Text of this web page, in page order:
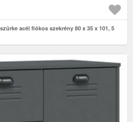
acél fiókos szekrény 80 x 35 x 101, 5